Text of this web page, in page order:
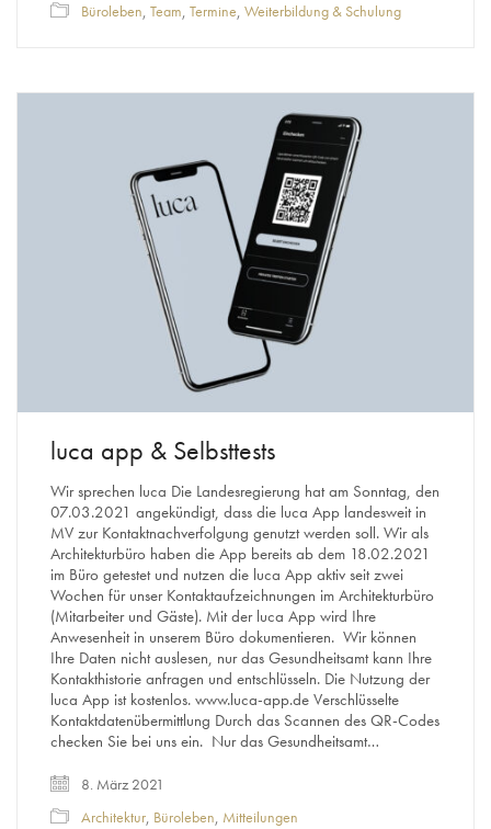
Büroleben, Team, Termine, Weiterbildung & Schulung
luca app & Selbsttests
Wir sprechen luca Die Landesregierung hat am Sonntag, den
07.03.2021 angekündigt, dass die luca App landesweit in
MV zur Kontaktnachverfolgung genutzt werden soll. Wir als
Architekturbüro haben die App bereits ab dem 18.02.2021
im Büro getestet und nutzen die luca App aktiv seit zwei
Wochen für unser Kontaktaufzeichnungen im Architekturbüro
(Mitarbeiter und Gäste). Mit der luca App wird Ihre
Anwesenheit in unserem Büro dokumentieren. Wir können
Ihre Daten nicht auslesen, nur das Gesundheitsamt kann Ihre
Kontakthistorie anfragen und entschlüsseln. Die Nutzung der
luca App ist kostenlos. www.luca-app.de Verschlüsselte
Kontaktdatenübermittlung Durch das Scannen des QR-Codes
checken Sie bei uns ein. Nur das Gesundheitsamt…
8. März 2021
Architektur, Büroleben, Mitteilungen